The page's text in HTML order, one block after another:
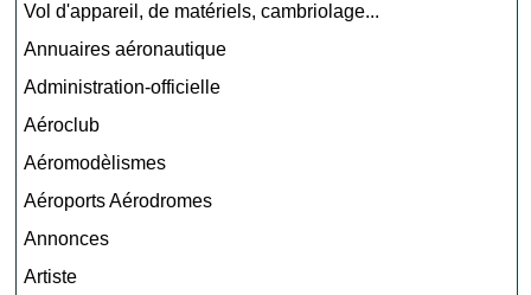
Vol d'appareil, de matériels, cambriolage...
Annuaires aéronautique
Administration-officielle
Aéroclub
Aéromodèlismes
Aéroports Aérodromes
Annonces
Artiste